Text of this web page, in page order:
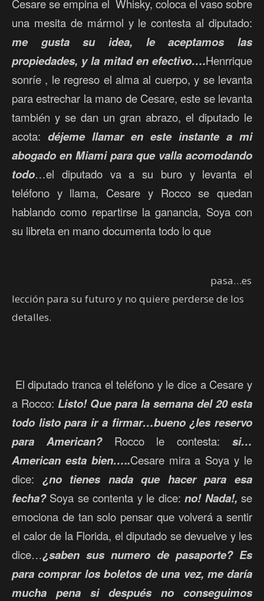
Cesare se empina el Whisky, coloca el vaso sobre
una mesita de mármol y le contesta al diputado:
me gusta su idea, le aceptamos las
propiedades, y la mitad en efectivo….Henrrique
sonríe , le regreso el alma al cuerpo, y se levanta
para estrechar la mano de Cesare, este se levanta
también y se dan un gran abrazo, el diputado le
acota: déjeme llamar en este instante a mi
abogado en Miami para que valla acomodando
todo…el diputado va a su buro y levanta el
teléfono y llama, Cesare y Rocco se quedan
hablando como repartirse la ganancia, Soya con
su libreta en mano documenta todo lo que
pasa…es
lección para su futuro y no quiere perderse de los
detalles.
El diputado tranca el teléfono y le dice a Cesare y
a Rocco: Listo! Que para la semana del 20 esta
todo listo para ir a firmar…bueno ¿les reservo
para American? Rocco le contesta:si…
American esta bien…..Cesare mira a Soya y le
dice: ¿no tienes nada que hacer para esa
fecha?Soya se contenta y le dice:no! Nada!, se
emociona de tan solo pensar que volverá a sentir
el calor de la Florida, el diputado se devuelve y les
dice…¿saben sus numero de pasaporte? Es
para comprar los boletos de una vez, me daría
mucha pena si después no conseguimos